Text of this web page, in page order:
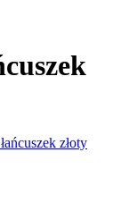
złoty